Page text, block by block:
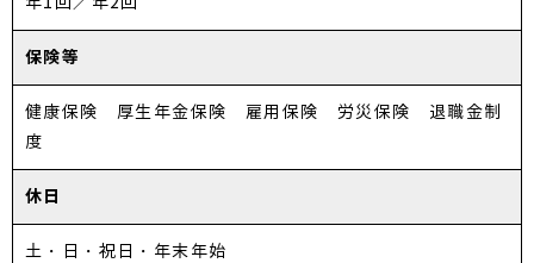
保険等
健康保険 厚生年金保険 雇用保険 労災保険 退職金制
度
休日
土・日・祝日・年末年始